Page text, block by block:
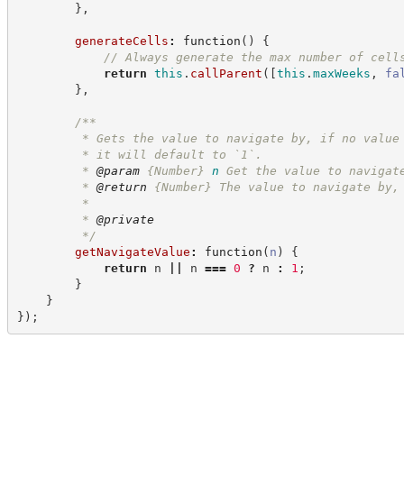
} ,
generateCells : function ( )
{
// Always generate the max number of
return this . callParent ( [this . maxWeeks ,
} ,
/**
* Gets the value to navigate by, if no value
* it will default to `1`.
* @param {Number} n Get the value to
* @return {Number}
The value to navigate
*
* @private
*/
getNavigateValue : function ( n )
{
return n n === 0 ? n : 1 ;
}
}
} ) ;